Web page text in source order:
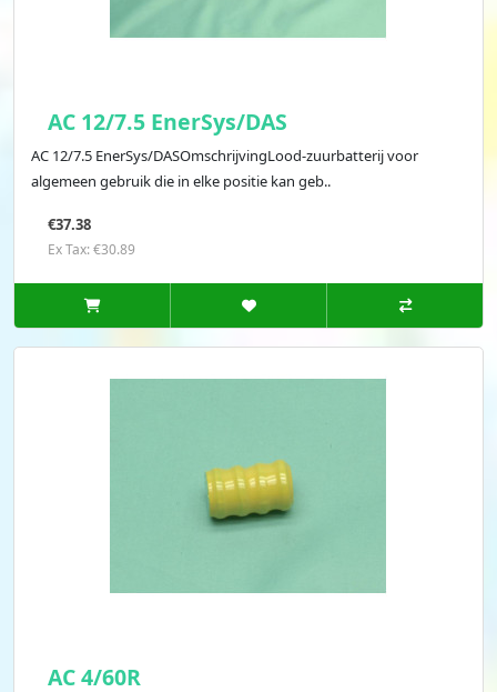
AC 12/7.5 EnerSys/DAS
AC 12/7.5 EnerSys/DASOmschrijvingLood-zuurbatterij voor
algemeen gebruik die in elke positie kan geb..
€37.38
Ex Tax: €30.89
AC 4/60R